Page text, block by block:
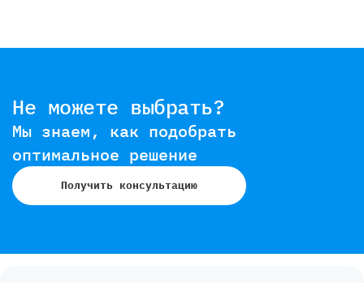
Не можете выбрать?
Мы знаем, как подобрать
оптимальное решение
Получить консультацию